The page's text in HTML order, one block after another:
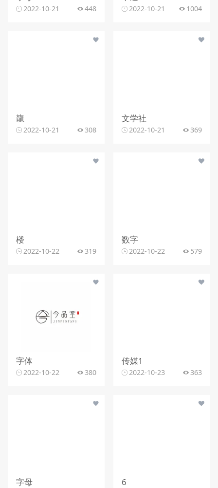
2022-10-21 448 2022-10-21 1004
龍
2022-10-21 308
文学社
2022-10-21 369
楼
2022-10-22 319
数字
2022-10-22 579
字体
2022-10-22 380
传媒1
2022-10-23 363
字母 6